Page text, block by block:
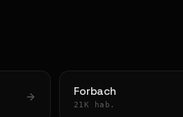
Forbach
21K hab.